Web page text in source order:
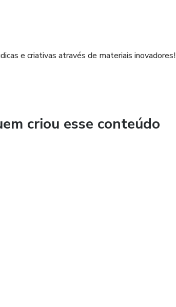
e criativas através de materiais inovadores!
criou esse conteúdo